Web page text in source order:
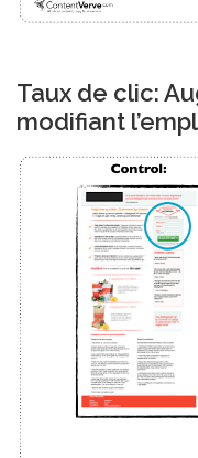
Taux de clic:
modifiant